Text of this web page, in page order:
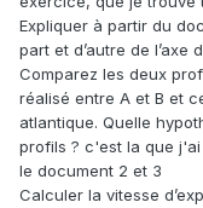
Expliquer à partir du
part et d’autre de l’axe
Comparez les deux
réalisé entre A et B et
atlantique. Quelle
profils ? c'est la que
le document 2 et 3
Calculer la vitesse